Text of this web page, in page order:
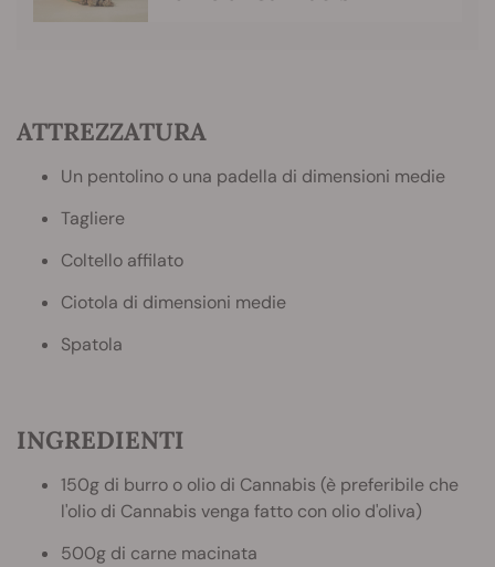
ATTREZZATURA
Un pentolino o una padella di dimensioni medie
Tagliere
Coltello affilato
Ciotola di dimensioni medie
Spatola
INGREDIENTI
150g di burro o olio di Cannabis (è preferibile che
l'olio di Cannabis venga fatto con olio d'oliva)
500g di carne macinata